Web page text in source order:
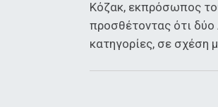
Κόζακ, εκπρόσωπος
προσθέτοντας ότι δύο
κατηγορίες, σε σχέση